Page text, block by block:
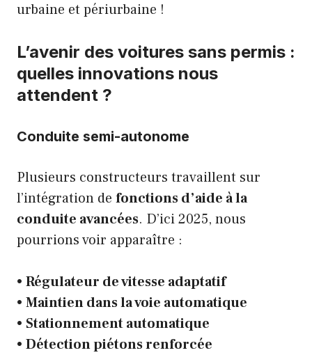
urbaine et périurbaine !
L’avenir des voitures sans permis :
quelles innovations nous
attendent ?
Conduite semi-autonome
Plusieurs constructeurs travaillent sur
l’intégration de fonctions d’aide à la
conduite avancées. D’ici 2025, nous
pourrions voir apparaître :
• Régulateur de vitesse adaptatif
• Maintien dans la voie automatique
• Stationnement automatique
• Détection piétons renforcée